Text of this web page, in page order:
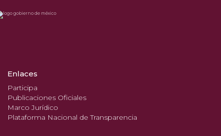
Enlaces
Participa
Publicaciones Oficiales
Marco Jurídico
Plataforma Nacional de Transparencia